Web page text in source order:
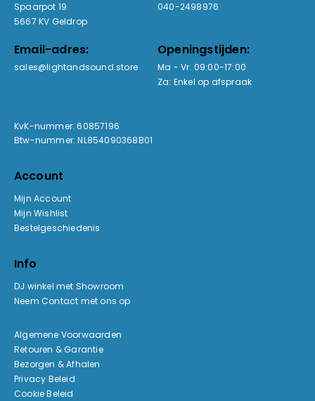
Spaarpot 19
5667 KV Geldrop
040-2498976
Email-adres:
sales@lightandsound.store
Openingstijden:
Ma - Vr: 09:00-17:00
Za: Enkel op afspraak
KvK-nummer: 60857196
Btw-nummer: NL854090368B01
Account
Mijn Account
Mijn Wishlist
Bestelgeschiedenis
Info
DJ winkel met Showroom
Neem Contact met ons op
Algemene Voorwaarden
Retouren & Garantie
Bezorgen & Afhalen
Privacy Beleid
Cookie Beleid